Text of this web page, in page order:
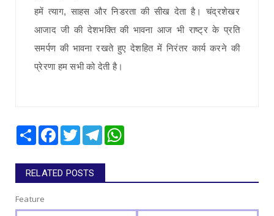
हमें त्याग, साहस और निडरता की सीख देता है। चंद्रशेखर
आजाद जी की देशभक्ति की भावना आज भी राष्ट्र के प्रति
समर्पण की भावना रखते हुए देशहित में निरंतर कार्य करने की
प्रेरणा हम सभी को देती है।
Share Facebook
TwitterTelegram
RELATED POSTS
Feature